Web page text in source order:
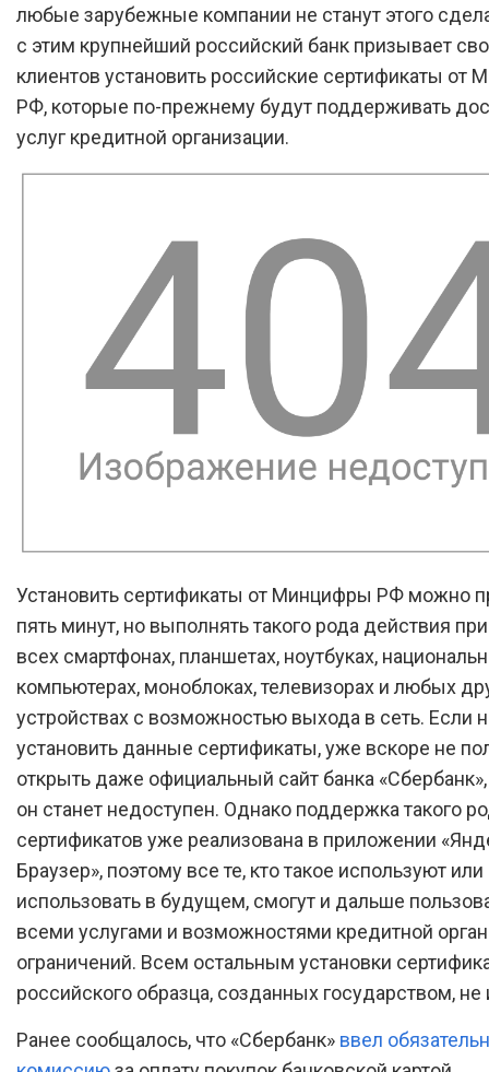
любые зарубежные компании не станут этого
с этим крупнейший российский банк призывает
клиентов установить российские сертификаты от
РФ, которые по-прежнему будут поддерживать
услуг кредитной организации.
Установить сертификаты от Минцифры РФ можно
пять минут, но выполнять такого рода действия
всех смартфонах, планшетах, ноутбуках,
компьютерах, моноблоках, телевизорах и любых
устройствах с возможностью выхода в сеть. Если
установить данные сертификаты, уже вскоре не
открыть даже официальный сайт банка
он станет недоступен. Однако поддержка такого
сертификатов уже реализована в приложении
Браузер», поэтому все те, кто такое используют или
использовать в будущем, смогут и дальше
всеми услугами и возможностями кредитной
ограничений. Всем остальным установки
российского образца, созданных государством, не
Ранее сообщалось, что «Сбербанк» ввел